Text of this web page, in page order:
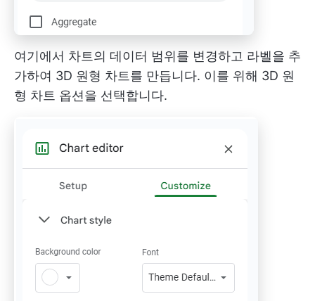
여기에서 차트의 데이터 범위를 변경하고 라벨을 추
가하여 3D 원형 차트를 만듭니다. 이를 위해 3D 원
형 차트 옵션을 선택합니다.